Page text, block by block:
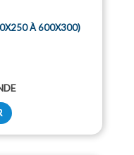
À 600X300)